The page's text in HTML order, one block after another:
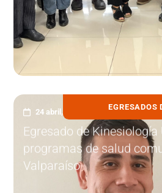
EGRESADOS
24 abril, 2026
Egresado de Kinesiología
programas de salud
Valparaíso